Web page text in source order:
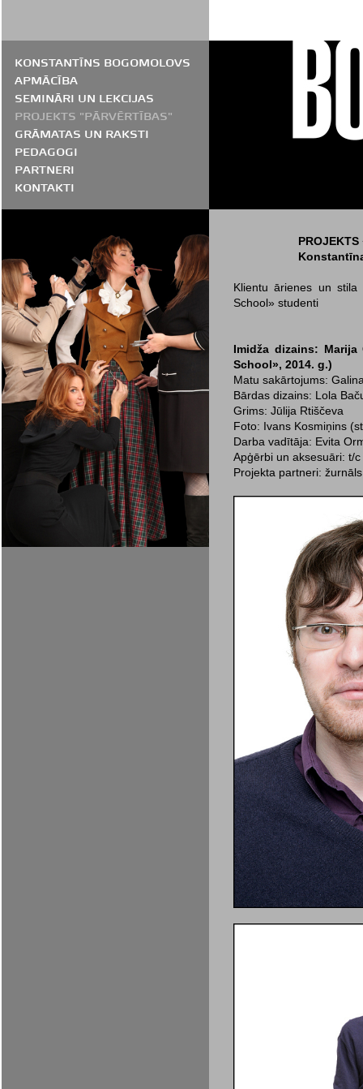
KONSTANTĪNS BOGOMOLOVS
APMĀCĪBA
SEMINĀRI UN LEKCIJAS
PROJEKTS "PĀRVĒRTĪBAS"
GRĀMATAS UN RAKSTI
PEDAGOGI
PARTNERI
KONTAKTI
Klientu ārienes un stila
School» studenti
Imidža dizains: Marija
School», 2014. g.)
Matu sakārtojums:
Bārdas dizains: Lola
Grims: Jūlija Rtiščeva
Foto: Ivans Kosmiņins
Darba vadītāja: Evita
Apģērbi un aksesuāri: t/
Projekta partneri: